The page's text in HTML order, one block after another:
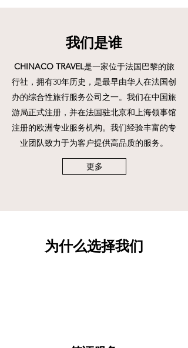
我们是谁
CHINACO TRAVEL是一家位于法国巴黎的旅
行社，拥有30年历史，是最早由华人在法国创
办的综合性旅行服务公司之一。我们在中国旅
游局正式注册，并在法国驻北京和上海领事馆
注册的欧洲专业服务机构。我们经验丰富的专
业团队致力于为客户提供高品质的服务。
更多
为什么选择我们